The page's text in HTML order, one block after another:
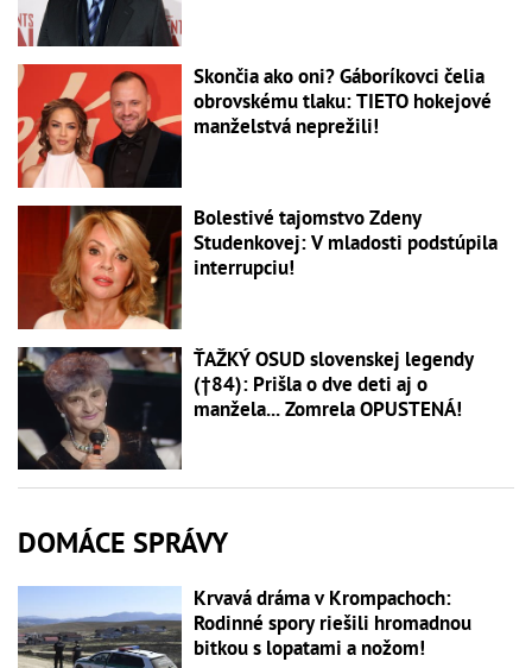
Skončia ako oni? Gáboríkovci čelia
obrovskému tlaku: TIETO hokejové
manželstvá neprežili!
Bolestivé tajomstvo Zdeny
Studenkovej: V mladosti podstúpila
interrupciu!
ŤAŽKÝ OSUD slovenskej legendy
(†84): Prišla o dve deti aj o
manžela... Zomrela OPUSTENÁ!
DOMÁCE SPRÁVY
Krvavá dráma v Krompachoch:
Rodinné spory riešili hromadnou
bitkou s lopatami a nožom!